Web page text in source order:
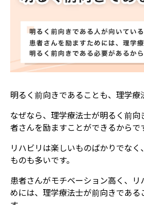
明るく前向きであることも、理学療
なぜなら、理学療法士が明るく前
者さんを励ますことができるからで
リハビリは楽しいものばかりでな
ものも多いです。
患者さんがモチベーション高く、
めには、理学療法士が前向きである